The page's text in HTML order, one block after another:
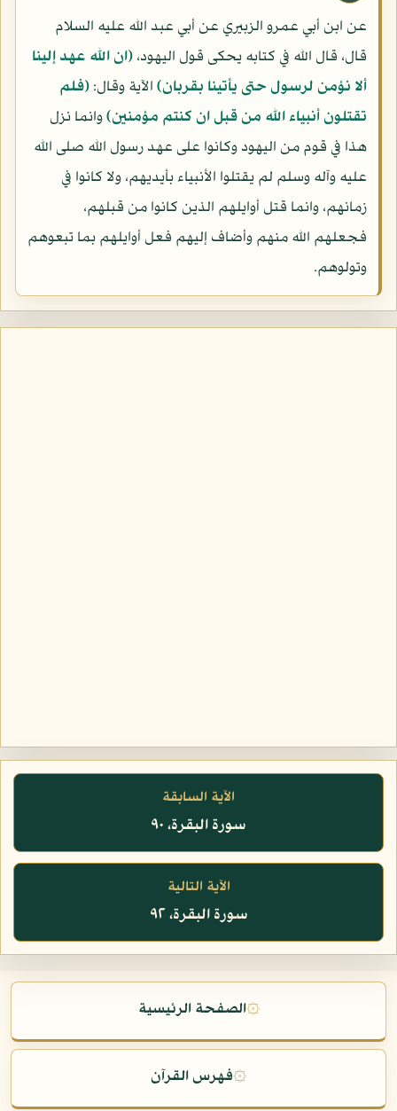
عن ابن أبي عمرو الزبيري عن أبي عبد الله عليه السلام
قال، قال الله في كتابه يحكى قول اليهود، (ان الله عهد إلينا
ألا نؤمن لرسول حتى يأتينا بقربان) الآية وقال: (فلم
تقتلون أنبياء الله من قبل ان كنتم مؤمنين)وانما نزل
هذا في قوم من اليهود وكانوا على عهد رسول الله صلى الله
عليه وآله وسلم لم يقتلوا الأنبياء بأيديهم، ولا كانوا في
زمانهم، وانما قتل أوايلهم الذين كانوا من قبلهم،
فجعلهم الله منهم وأضاف إليهم فعل أوايلهم بما تبعوهم
وتولوهم.
الآية السابقة
سورة البقرة، ٩٠
الآية التالية
سورة البقرة، ٩٢
۞الصفحة الرئيسية
۞فهرس القرآن